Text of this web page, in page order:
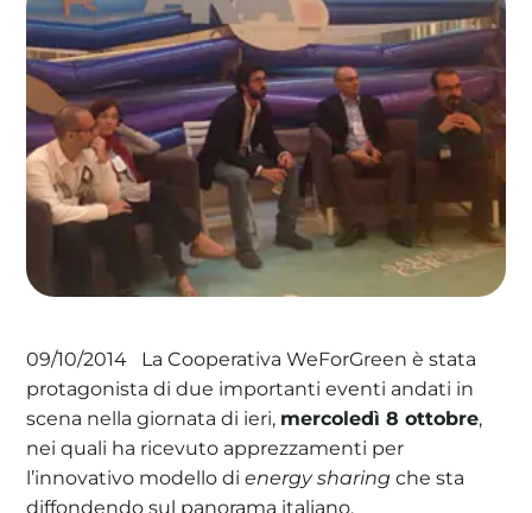
09/10/2014
La Cooperativa WeForGreen è stata
protagonista di due importanti eventi andati in
scena nella giornata di ieri, mercoledì 8 ottobre,
nei quali ha ricevuto apprezzamenti per
l’innovativo modello dienergy sharing che sta
diffondendo sul panorama italiano.